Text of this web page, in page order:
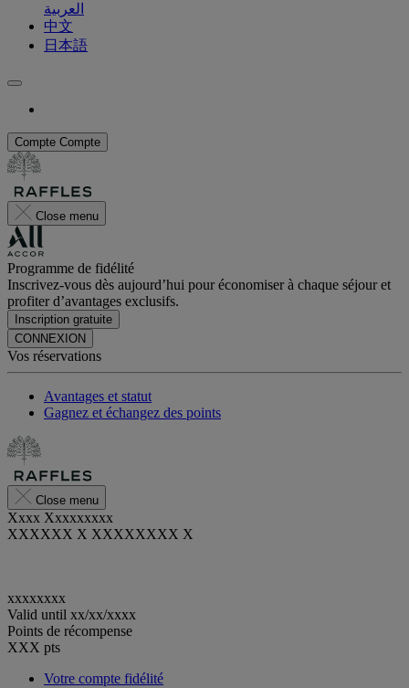
العربية
中文
日本語
Compte Compte
Close menu
Programme de fidélité
Inscrivez-vous dès aujourd’hui pour économiser à chaque séjour et
profiter d’avantages exclusifs.
Inscription gratuite
CONNEXION
Vos réservations
Avantages et statut
Gagnez et échangez des points
Close menu
Xxxx Xxxxxxxxx
XXXXXX X XXXXXXXX X
xxxxxxxx
Valid until xx/xx/xxxx
Points de récompense
XXX pts
Votre compte fidélité